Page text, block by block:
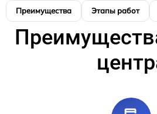
Преимущества Этапы работ